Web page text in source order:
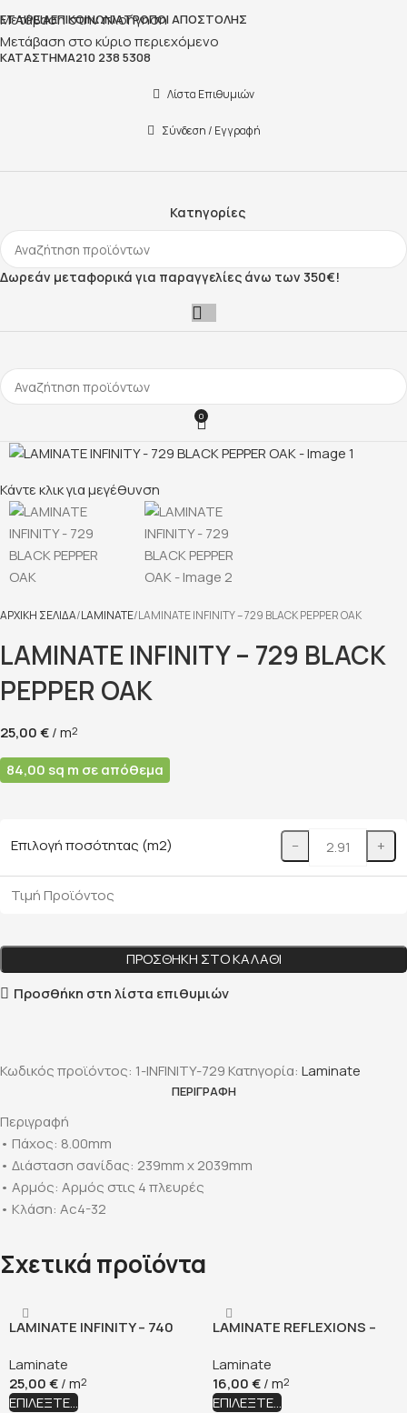
Μετάβαση στην πλοήγηση
Μετάβαση στο κύριο περιεχόμενο
ΕΤΑΙΡΕΊΑΕΠΙΚΟΙΝΩΝΊΑΤΡΌΠΟΙ ΑΠΟΣΤΟΛΉΣ
ΚΑΤΆΣΤΗΜΑ210 238 5308
Λίστα Επιθυμιών
Σύνδεση / Εγγραφή
Κατηγορίες
Δωρεάν μεταφορικά για παραγγελίες άνω των 350€!
0
Κάντε κλικ για μεγέθυνση
ΑΡΧΙΚΉ ΣΕΛΊΔΑ LAMINATE LAMINATE INFINITY – 729 BLACK PEPPER OAK
LAMINATE INFINITY – 729 BLACK
PEPPER OAK
25,00€/ m2
84,00 sq m σε απόθεμα
Επιλογή ποσότητας (m2) − +
Τιμή Προϊόντος
ΠΡΟΣΘΉΚΗ ΣΤΟ ΚΑΛΆΘΙ
Προσθήκη στη λίστα επιθυμιών
Κωδικός προϊόντος: 1-INFINITY-729 Κατηγορία: Laminate
ΠΕΡΙΓΡΑΦΉ
Περιγραφή
• Πάχος: 8.00mm
• Διάσταση σανίδας: 239mm x 2039mm
• Αρμός: Αρμός στις 4 πλευρές
• Κλάση: Ac4-32
Σχετικά προϊόντα
LAMINATE INFINITY – 740
Laminate
25,00€/ m2
ΕΠΙΛΈΞΤΕ...
LAMINATE REFLEXIONS –
Laminate
16,00€/ m2
ΕΠΙΛΈΞΤΕ...